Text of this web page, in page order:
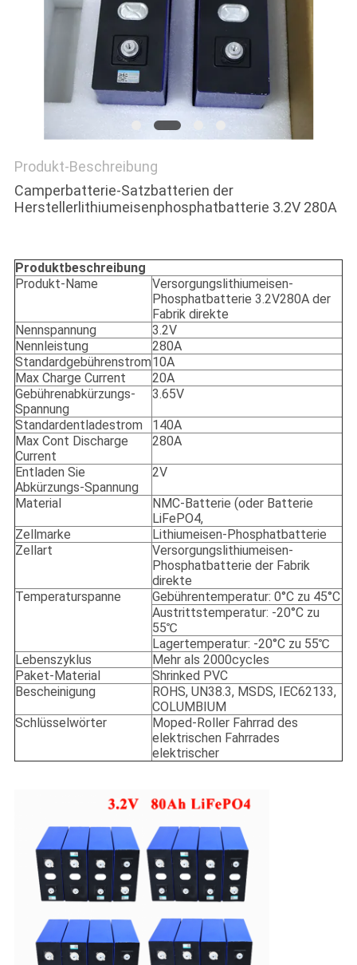
Produkt-Beschreibung
Camperbatterie-Satzbatterien der
Herstellerlithiumeisenphosphatbatterie 3.2V 280A
Produktbeschreibung
Produkt-Name
Versorgungslithiumeisen-
Phosphatbatterie 3.2V280A der
Fabrik direkte
Nennspannung
3.2V
Nennleistung
280A
Standardgebührenstrom10A
Max Charge Current
20A
Gebührenabkürzungs-
Spannung
3.65V
Standardentladestrom
140A
Max Cont Discharge
Current
280A
Entladen Sie
Abkürzungs-Spannung
2V
Material
NMC-Batterie (oder Batterie
LiFePO4,
Zellmarke
Lithiumeisen-Phosphatbatterie
Zellart
Versorgungslithiumeisen-
Phosphatbatterie der Fabrik
direkte
Temperaturspanne
Gebührentemperatur: 0°C zu 45°C
Austrittstemperatur: -20°C zu
55℃
Lagertemperatur: -20°C zu 55℃
Lebenszyklus
Mehr als 2000cycles
Paket-Material
Shrinked PVC
Bescheinigung
ROHS, UN38.3, MSDS, IEC62133,
COLUMBIUM
Schlüsselwörter
Moped-Roller Fahrrad des
elektrischen Fahrrades
elektrischer